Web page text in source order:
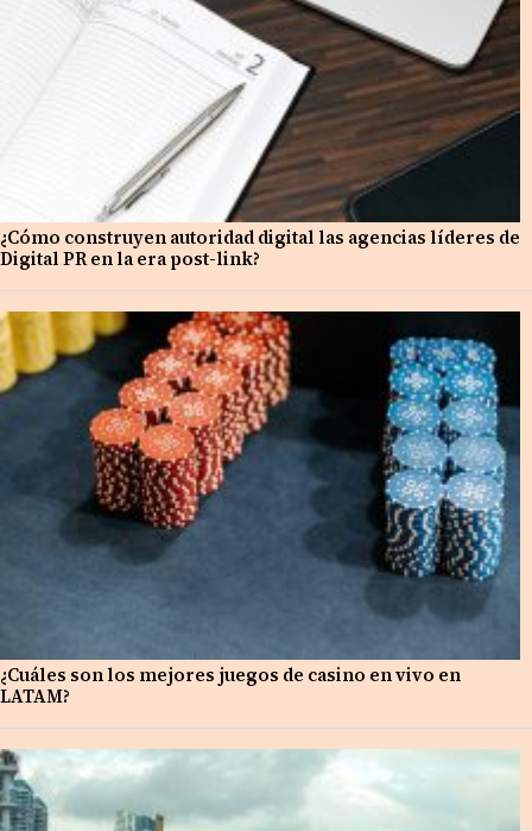
¿Cómo construyen autoridad digital las agencias líderes de
Digital PR en la era post-link?
¿Cuáles son los mejores juegos de casino en vivo en
LATAM?